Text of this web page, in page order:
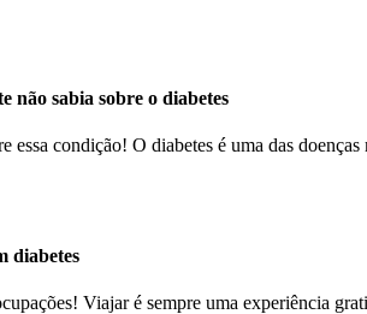
não sabia sobre o diabetes
essa condição! O diabetes é uma das
diabetes
Viajar é sempre uma experiência